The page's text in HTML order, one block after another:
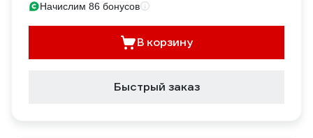
Начислим 86 бонусов
В корзину
Быстрый заказ